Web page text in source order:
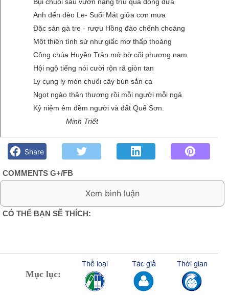
Anh đến đèo Le- Suối Mát giữa cơn mưa
Đặc sản gà tre - rượu Hồng đào chếnh choáng
Một thiên tình sử như giấc mơ thấp thoáng
Công chúa Huyền Trân mở bờ cõi phương nam
Hội ngộ tiếng nói cười rộn rã giòn tan
Ly cụng ly món chuối cây bún sắn cá
Ngọt ngào thân thương rồi mỗi người mỗi ngả
Kỷ niệm êm đềm người và đất Quế Sơn.
Minh Triết
và bạn bè. Chút gì để nhớ!
Share
COMMENTS G+/FB
0 Comment:
CÓ THỂ BẠN SẼ THÍCH:
Mục lục: